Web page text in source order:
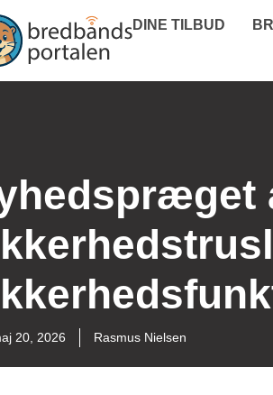
DINE TILBUD
20, 2026 Rasmus Nielsen